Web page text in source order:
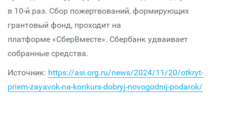
в 10-й раз. Сбор пожертвований, формирующих
грантовый фонд, проходит на
платформе «СберВместе». Сбербанк удваивает
собранные средства.
Источник: https://asi.org.ru/news/2024/11/20/otkryt-
priem-zayavok-na-konkurs-dobryj-novogodnij-podarok/